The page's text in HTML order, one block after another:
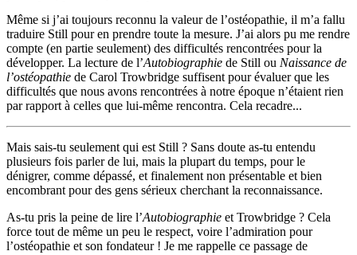
Même si j’ai toujours reconnu la valeur de l’ostéopathie, il m’a fallu
traduire Still pour en prendre toute la mesure. J’ai alors pu me rendre
compte (en partie seulement) des difficultés rencontrées pour la
développer. La lecture de l’Autobiographie de Still ou Naissance de
l’ostéopathie de Carol Trowbridge suffisent pour évaluer que les
difficultés que nous avons rencontrées à notre époque n’étaient rien
par rapport à celles que lui-même rencontra. Cela recadre...
Mais sais-tu seulement qui est Still ? Sans doute as-tu entendu
plusieurs fois parler de lui, mais la plupart du temps, pour le
dénigrer, comme dépassé, et finalement non présentable et bien
encombrant pour des gens sérieux cherchant la reconnaissance.
As-tu pris la peine de lire l’Autobiographie et Trowbridge ? Cela
force tout de même un peu le respect, voire l’admiration pour
l’ostéopathie et son fondateur ! Je me rappelle ce passage de